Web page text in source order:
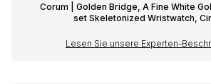
Corum | Golden Bridge, A Fine White
set Skeletonized Wristwatch,
Lesen Sie unsere Experten-